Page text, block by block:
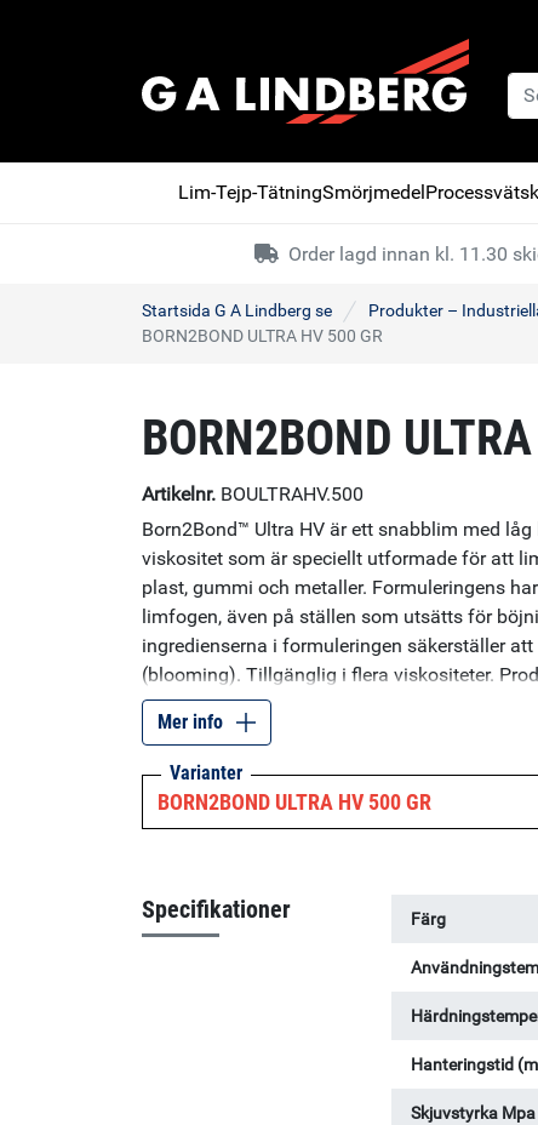
Lim-Tejp-TätningSmörjmedel
Order lagd innan kl. 11.30
Startsida G A Lindberg se Produkter –
BORN2BOND ULTRA HV 500 GR
BORN2BOND
Artikelnr. BOULTRAHV.500
Born2Bond™ Ultra HV är ett snabblim med
viskositet som är speciellt utformade för att
plast, gummi och metaller. Formuleringens
limfogen, även på ställen som utsätts för
ingredienserna i formuleringen säkerställer
(blooming). Tillgänglig i flera viskositeter.
innebär att den inte kräver härdplastubildning
Användningsområden inkluderar limning av
fordoneftermarknad, limning av plast, limning
Mer info
Varianter
BORN2BOND ULTRA HV 500 GR
Specifikationer Färg
Hanteringstid
Skjuvstyrka Mpa